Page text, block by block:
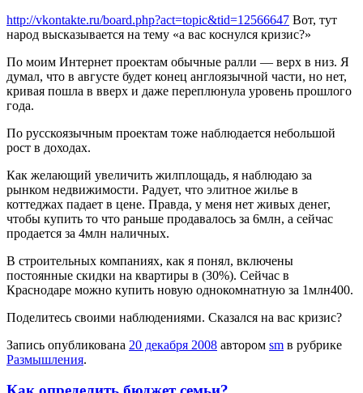
http://vkontakte.ru/board.php?act=topic&tid=12566647 Вот, тут
народ высказывается на тему «а вас коснулся кризис?»
По моим Интернет проектам обычные ралли — верх в низ. Я
думал, что в августе будет конец англоязычной части, но нет,
кривая пошла в вверх и даже переплюнула уровень прошлого
года.
По русскоязычным проектам тоже наблюдается небольшой
рост в доходах.
Как желающий увеличить жилплощадь, я наблюдаю за
рынком недвижимости. Радует, что элитное жилье в
коттеджах падает в цене. Правда, у меня нет живых денег,
чтобы купить то что раньше продавалось за 6млн, а сейчас
продается за 4млн наличных.
В строительных компаниях, как я понял, включены
постоянные скидки на квартиры в (30%). Сейчас в
Краснодаре можно купить новую однокомнатную за 1млн400.
Поделитесь своими наблюдениями. Сказался на вас кризис?
Запись опубликована 20 декабря 2008 автором sm в рубрике
Размышления.